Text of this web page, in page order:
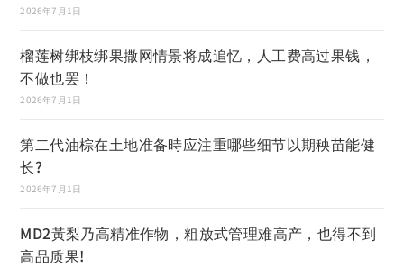
2026年7月1日
榴莲树绑枝绑果撒网情景将成追忆，人工费高过果钱，
不做也罢！
2026年7月1日
第二代油棕在土地准备時应注重哪些细节以期秧苗能健
长?
2026年7月1日
MD2黃梨乃高精准作物，粗放式管理难高产，也得不到
高品质果!